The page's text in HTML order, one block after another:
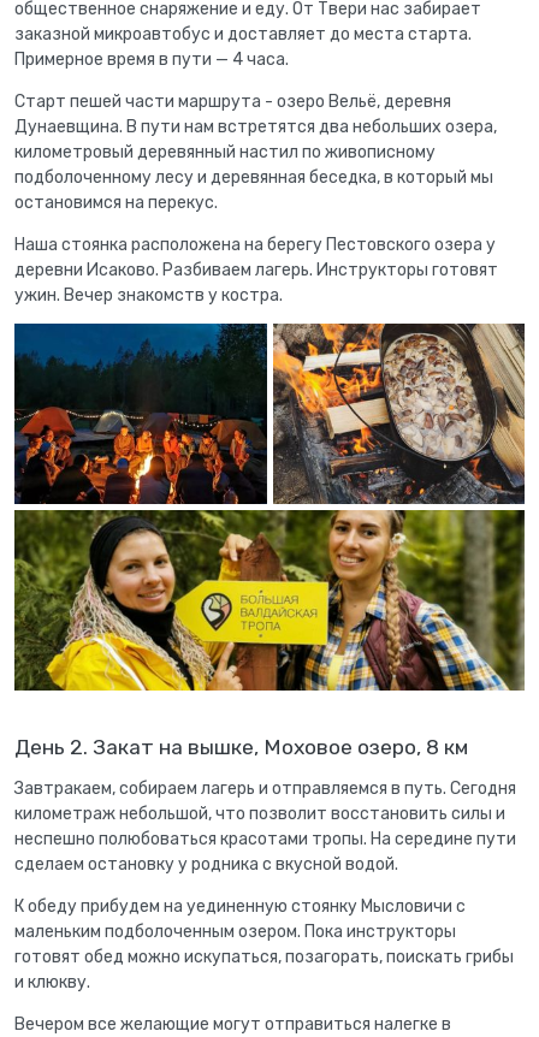
общественное снаряжение и еду. От Твери нас забирает
заказной микроавтобус и доставляет до места старта.
Примерное время в пути — 4 часа.
Старт пешей части маршрута - озеро Вельё, деревня
Дунаевщина. В пути нам встретятся два небольших озера,
километровый деревянный настил по живописному
подболоченному лесу и деревянная беседка, в который мы
остановимся на перекус.
Наша стоянка расположена на берегу Пестовского озера у
деревни Исаково. Разбиваем лагерь. Инструкторы готовят
ужин. Вечер знакомств у костра.
День 2. Закат на вышке, Моховое озеро, 8 км
Завтракаем, собираем лагерь и отправляемся в путь. Сегодня
километраж небольшой, что позволит восстановить силы и
неспешно полюбоваться красотами тропы. На середине пути
сделаем остановку у родника с вкусной водой.
К обеду прибудем на уединенную стоянку Мысловичи с
маленьким подболоченным озером. Пока инструкторы
готовят обед можно искупаться, позагорать, поискать грибы
и клюкву.
Вечером все желающие могут отправиться налегке в